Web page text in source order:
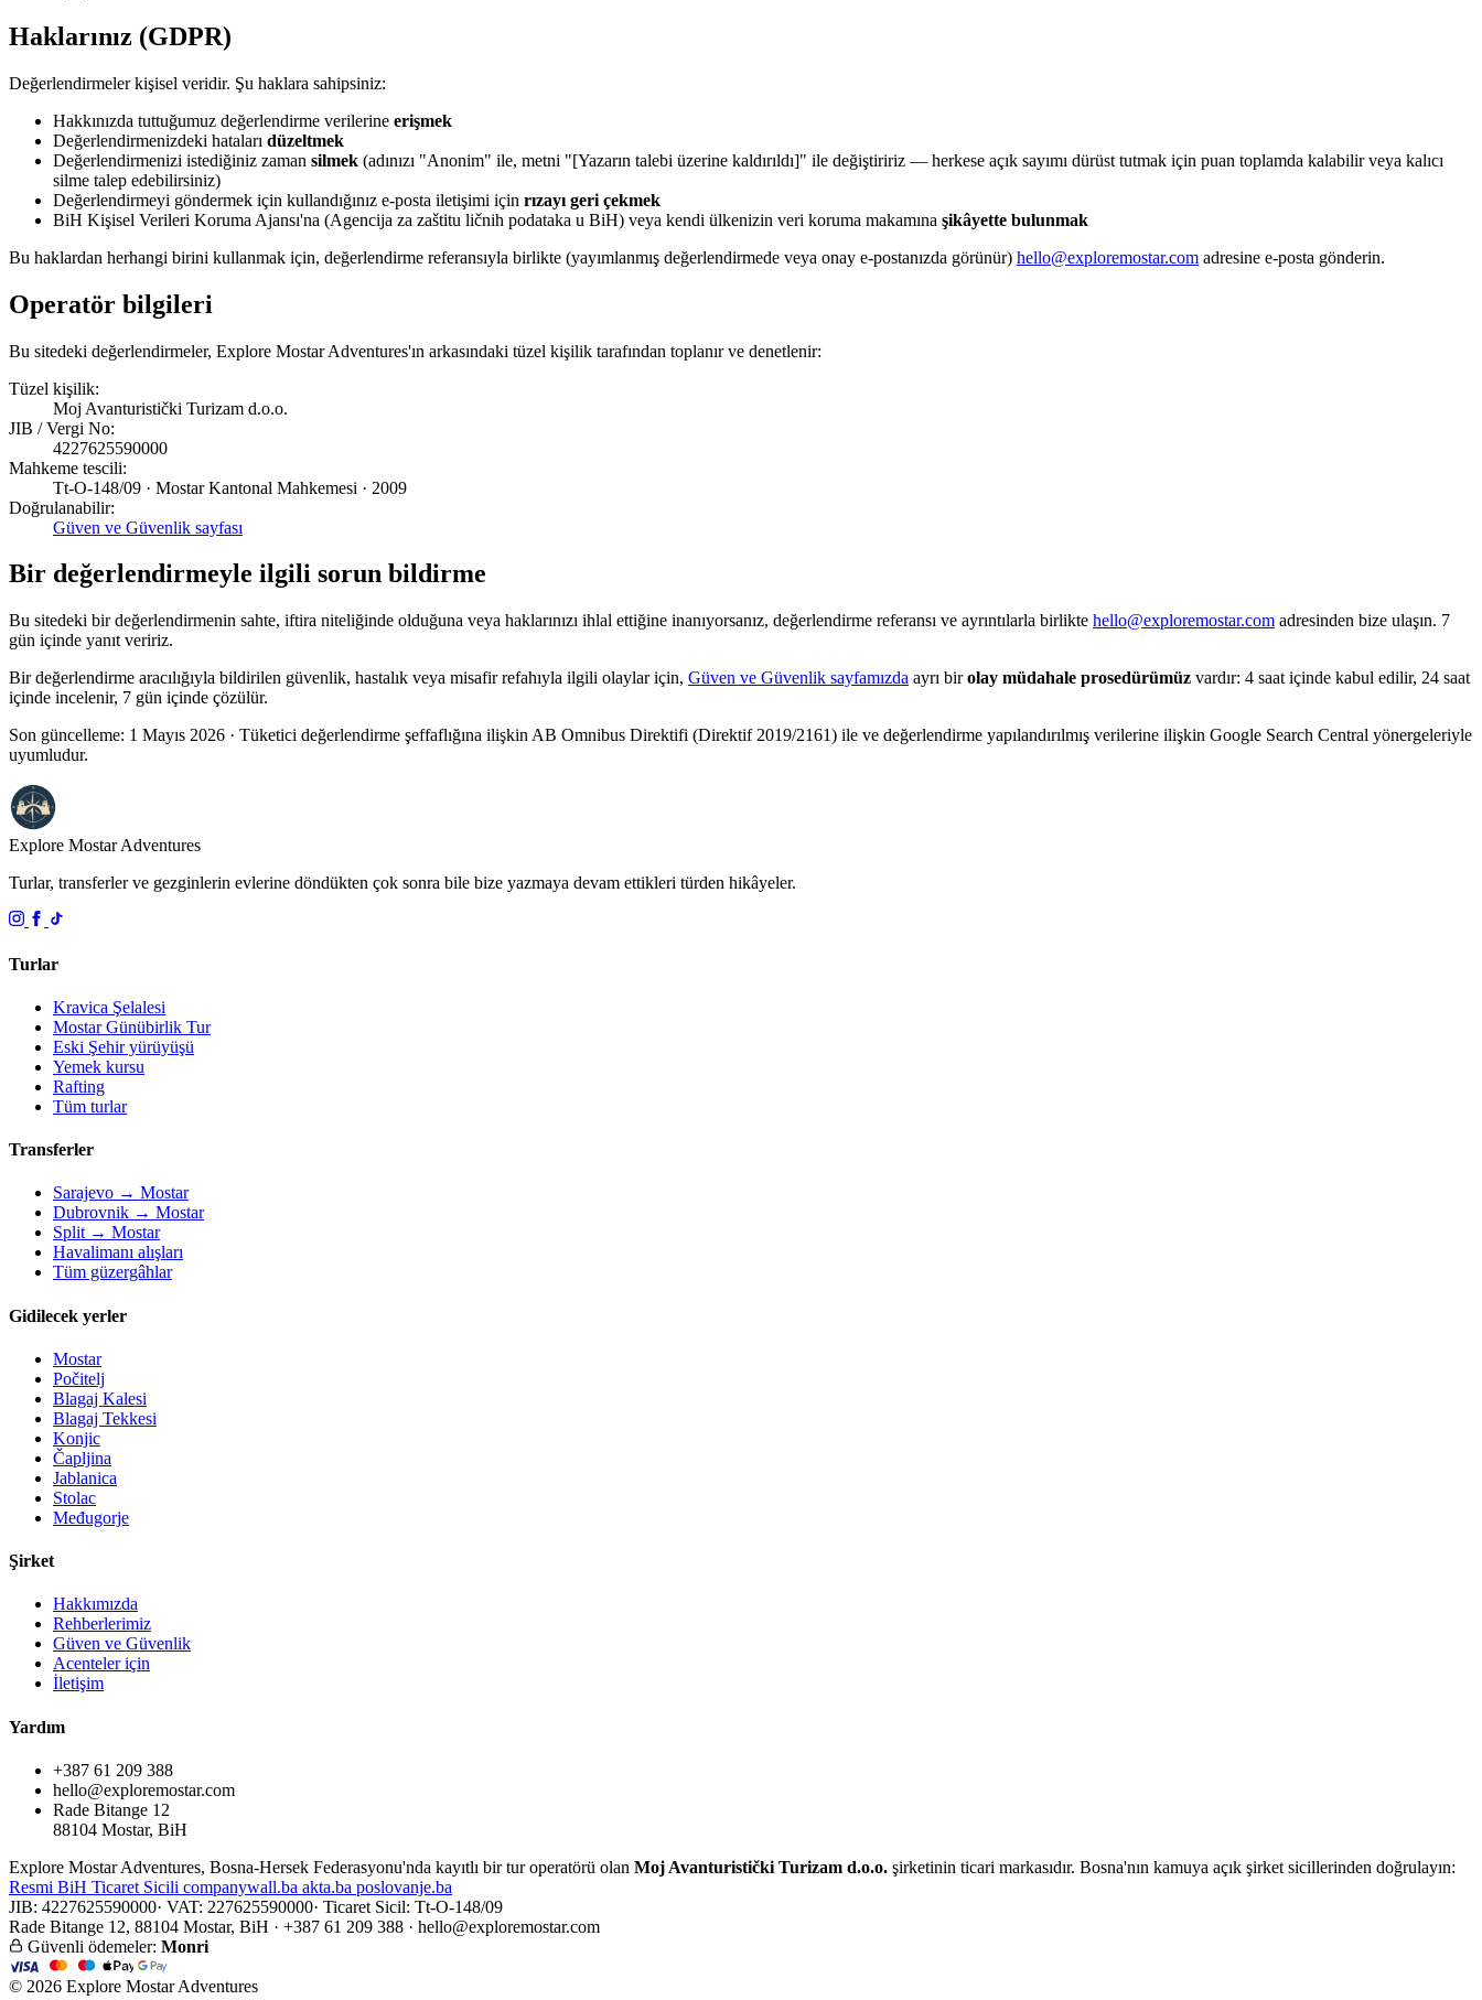
Haklarınız (GDPR)
Değerlendirmeler kişisel veridir. Şu haklara sahipsiniz:
Hakkınızda tuttuğumuz değerlendirme verilerine erişmek
Değerlendirmenizdeki hataları düzeltmek
Değerlendirmenizi istediğiniz zaman silmek (adınızı "Anonim" ile, metni "[Yazarın talebi üzerine kaldırıldı]" ile değiştiririz — herkese açık sayımı dürüst tutmak için puan toplamda kalabilir veya kalıcı
silme talep edebilirsiniz)
Değerlendirmeyi göndermek için kullandığınız e-posta iletişimi için rızayı geri çekmek
BiH Kişisel Verileri Koruma Ajansı'na (Agencija za zaštitu ličnih podataka u BiH) veya kendi ülkenizin veri koruma makamına şikâyette bulunmak
Bu haklardan herhangi birini kullanmak için, değerlendirme referansıyla birlikte (yayımlanmış değerlendirmede veya onay e-postanızda görünür) hello@exploremostar.com adresine e-posta gönderin.
Operatör bilgileri
Bu sitedeki değerlendirmeler, Explore Mostar Adventures'ın arkasındaki tüzel kişilik tarafından toplanır ve denetlenir:
Tüzel kişilik:
Moj Avanturistički Turizam d.o.o.
JIB / Vergi No:
4227625590000
Mahkeme tescili:
Tt-O-148/09 · Mostar Kantonal Mahkemesi · 2009
Doğrulanabilir:
Güven ve Güvenlik sayfası
Bir değerlendirmeyle ilgili sorun bildirme
Bu sitedeki bir değerlendirmenin sahte, iftira niteliğinde olduğuna veya haklarınızı ihlal ettiğine inanıyorsanız, değerlendirme referansı ve ayrıntılarla birlikte hello@exploremostar.com adresinden bize ulaşın. 7
gün içinde yanıt veririz.
Bir değerlendirme aracılığıyla bildirilen güvenlik, hastalık veya misafir refahıyla ilgili olaylar için, Güven ve Güvenlik sayfamızda ayrı birolay müdahale prosedürümüz vardır: 4 saat içinde kabul edilir, 24 saat
içinde incelenir, 7 gün içinde çözülür.
Son güncelleme: 1 Mayıs 2026 · Tüketici değerlendirme şeffaflığına ilişkin AB Omnibus Direktifi (Direktif 2019/2161) ile ve değerlendirme yapılandırılmış verilerine ilişkin Google Search Central yönergeleriyle
uyumludur.
Explore MostarAdventures
Turlar, transferler ve gezginlerin evlerine döndükten çok sonra bile bize yazmaya devam ettikleri türden hikâyeler.
Turlar
Kravica Şelalesi
Mostar Günübirlik Tur
Eski Şehir yürüyüşü
Yemek kursu
Rafting
Tüm turlar
Transferler
Sarajevo → Mostar
Dubrovnik → Mostar
Split → Mostar
Havalimanı alışları
Tüm güzergâhlar
Gidilecek yerler
Mostar
Počitelj
Blagaj Kalesi
Blagaj Tekkesi
Konjic
Čapljina
Jablanica
Stolac
Međugorje
Şirket
Hakkımızda
Rehberlerimiz
Güven ve Güvenlik
Acenteler için
İletişim
Yardım
+387 61 209 388
hello@exploremostar.com
Rade Bitange 12
88104 Mostar, BiH
Explore Mostar Adventures, Bosna-Hersek Federasyonu'nda kayıtlı bir tur operatörü olan Moj Avanturistički Turizam d.o.o. şirketinin ticari markasıdır. Bosna'nın kamuya açık şirket sicillerinden doğrulayın:
Resmi BiH Ticaret Sicili companywall.ba akta.ba poslovanje.ba
JIB: 4227625590000· VAT: 227625590000· Ticaret Sicil: Tt-O-148/09
Rade Bitange 12, 88104 Mostar, BiH · +387 61 209 388 · hello@exploremostar.com
Güvenli ödemeler: Monri
© 2026 Explore Mostar Adventures